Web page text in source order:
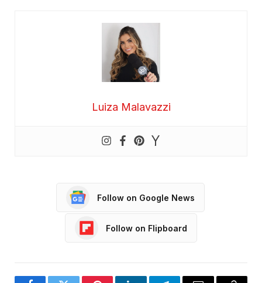
Luiza Malavazzi
Follow on Google News
Follow on Flipboard